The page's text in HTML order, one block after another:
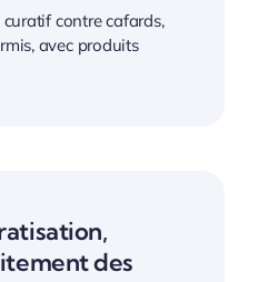
contre cafards,
avec produits
des